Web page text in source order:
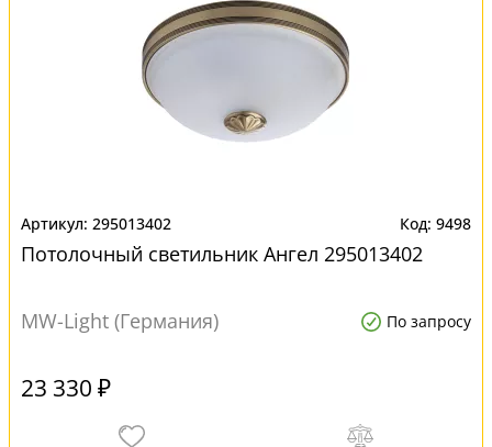
295013402 9498
Потолочный светильник Ангел 295013402
MW-Light (Германия) По запросу
23 330 ₽